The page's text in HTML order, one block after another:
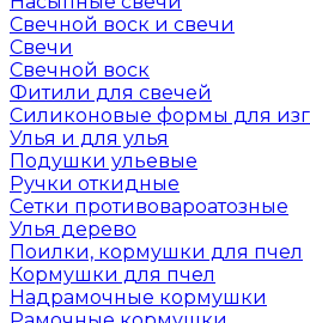
Свечной воск и свечи
Свечи
Свечной воск
Фитили для свечей
Силиконовые формы для
Улья и для улья
Подушки ульевые
Ручки откидные
Сетки противовароатозные
Улья дерево
Поилки, кормушки для пчел
Кормушки для пчел
Надрамочные кормушки